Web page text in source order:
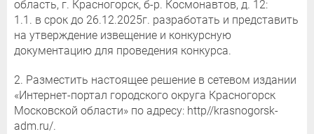
область, г. Красногорск, б-р. Космонавтов, д. 12:
1.1. в срок до 26.12.2025г. разработать и представить
на утверждение извещение и конкурсную
документацию для проведения конкурса.
2. Разместить настоящее решение в сетевом издании
«Интернет-портал городского округа Красногорск
Московской области» по адресу: http//krasnogorsk-
adm.ru/.